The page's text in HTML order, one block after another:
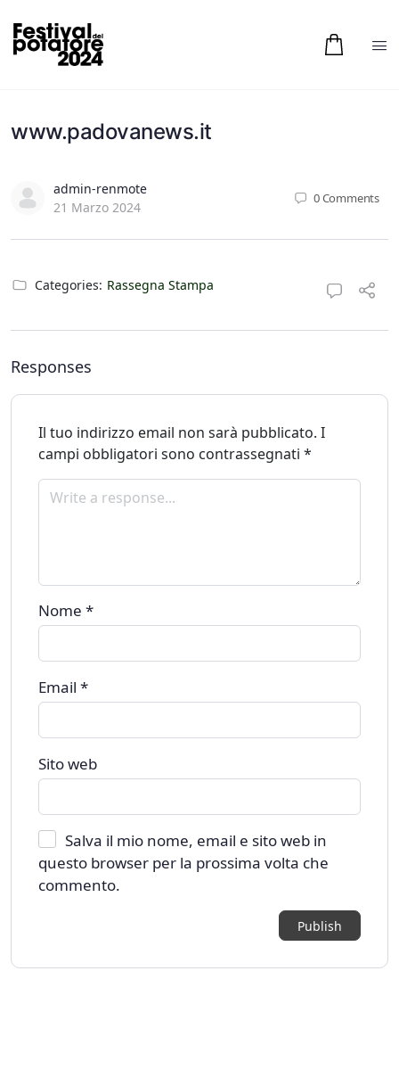
www.padovanews.it
admin-renmote
21 Marzo 2024
0Comments
Categories: Rassegna Stampa
Responses
Il tuo indirizzo email non sarà pubblicato. I
campi obbligatori sono contrassegnati *
Nome *
Email *
Sito web
Salva il mio nome, email e sito web in
questo browser per la prossima volta che
commento.